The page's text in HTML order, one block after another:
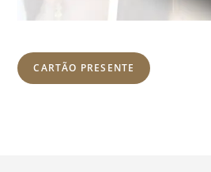
CARTÃO PRESENTE